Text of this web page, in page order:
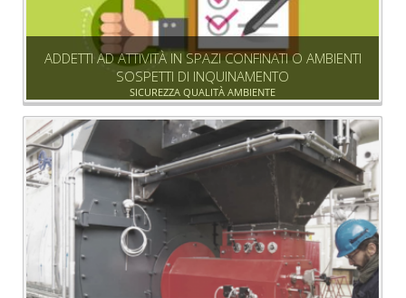
ADDETTI AD ATTIVITÀ IN SPAZI CONFINATI O AMBIENTI
SOSPETTI DI INQUINAMENTO
SICUREZZA QUALITÀ AMBIENTE